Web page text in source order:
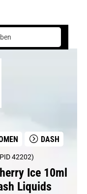
DASH
42202)
Ice 10ml
Liquids